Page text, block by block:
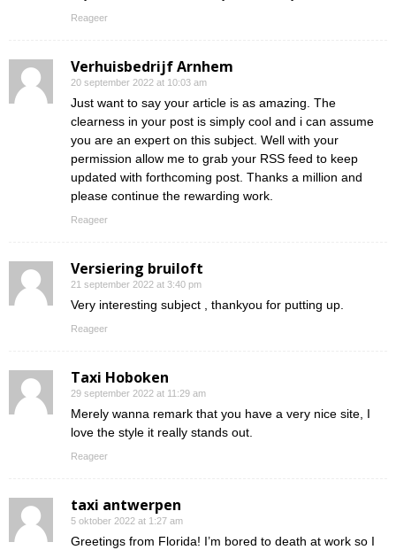
Reageer
Verhuisbedrijf Arnhem
20 september 2022 at 10:03 am
Just want to say your article is as amazing. The
clearness in your post is simply cool and i can assume
you are an expert on this subject. Well with your
permission allow me to grab your RSS feed to keep
updated with forthcoming post. Thanks a million and
please continue the rewarding work.
Reageer
Versiering bruiloft
21 september 2022 at 3:40 pm
Very interesting subject , thankyou for putting up.
Reageer
Taxi Hoboken
29 september 2022 at 11:29 am
Merely wanna remark that you have a very nice site, I
love the style it really stands out.
Reageer
taxi antwerpen
5 oktober 2022 at 1:27 am
Greetings from Florida! I’m bored to death at work so I